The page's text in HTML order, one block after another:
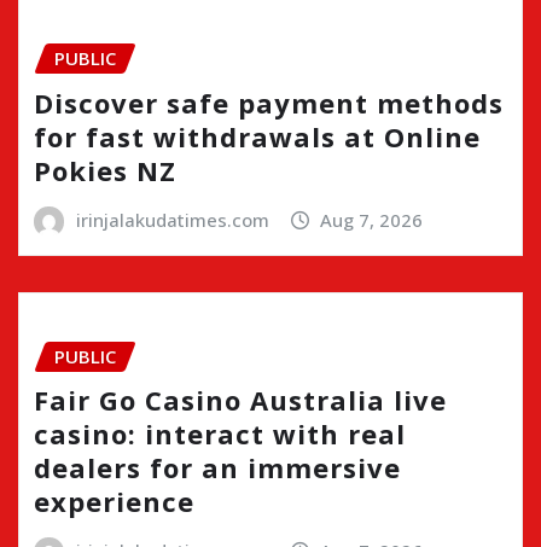
PUBLIC
Discover safe payment methods
for fast withdrawals at Online
Pokies NZ
irinjalakudatimes.com Aug 7, 2026
PUBLIC
Fair Go Casino Australia live
casino: interact with real
dealers for an immersive
experience